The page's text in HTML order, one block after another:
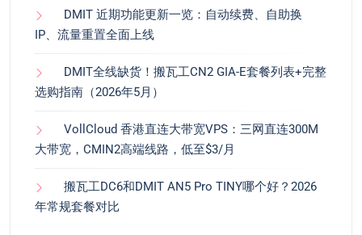
DMIT 近期功能更新一览：自动续费、自助换
IP、流量重置全面上线
DMIT全线缺货！搬瓦工CN2 GIA-E套餐列表+完整
选购指南（2026年5月）
VollCloud 香港直连大带宽VPS：三网直连300M
大带宽，CMIN2高端线路，低至$3/月
搬瓦工DC6和DMIT AN5 Pro TINY哪个好？2026
年常规套餐对比